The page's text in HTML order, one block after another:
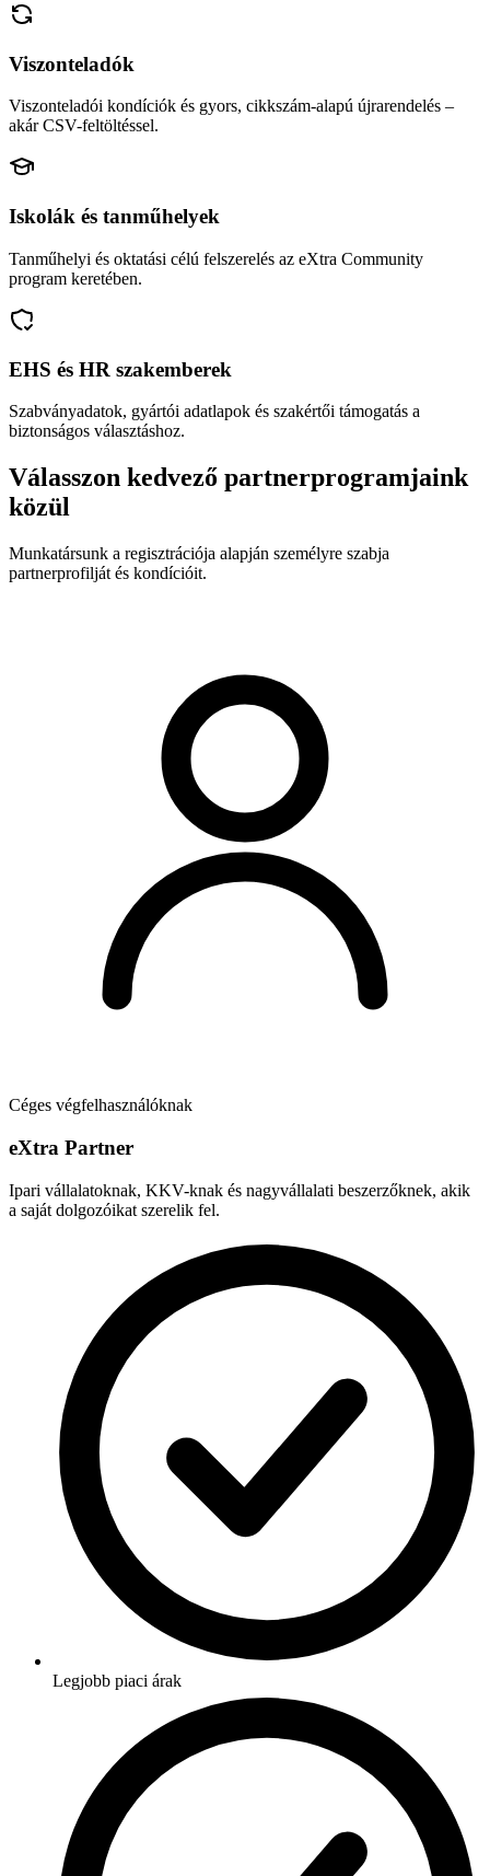
Viszonteladók
Viszonteladói kondíciók és gyors, cikkszám-alapú újrarendelés –
akár CSV-feltöltéssel.
Iskolák és tanműhelyek
Tanműhelyi és oktatási célú felszerelés az eXtra Community
program keretében.
EHS és HR szakemberek
Szabványadatok, gyártói adatlapok és szakértői támogatás a
biztonságos választáshoz.
Válasszon kedvező partnerprogramjaink
közül
Munkatársunk a regisztrációja alapján személyre szabja
partnerprofilját és kondícióit.
Céges végfelhasználóknak
eXtra Partner
Ipari vállalatoknak, KKV-knak és nagyvállalati beszerzőknek, akik
a saját dolgozóikat szerelik fel.
Legjobb piaci árak